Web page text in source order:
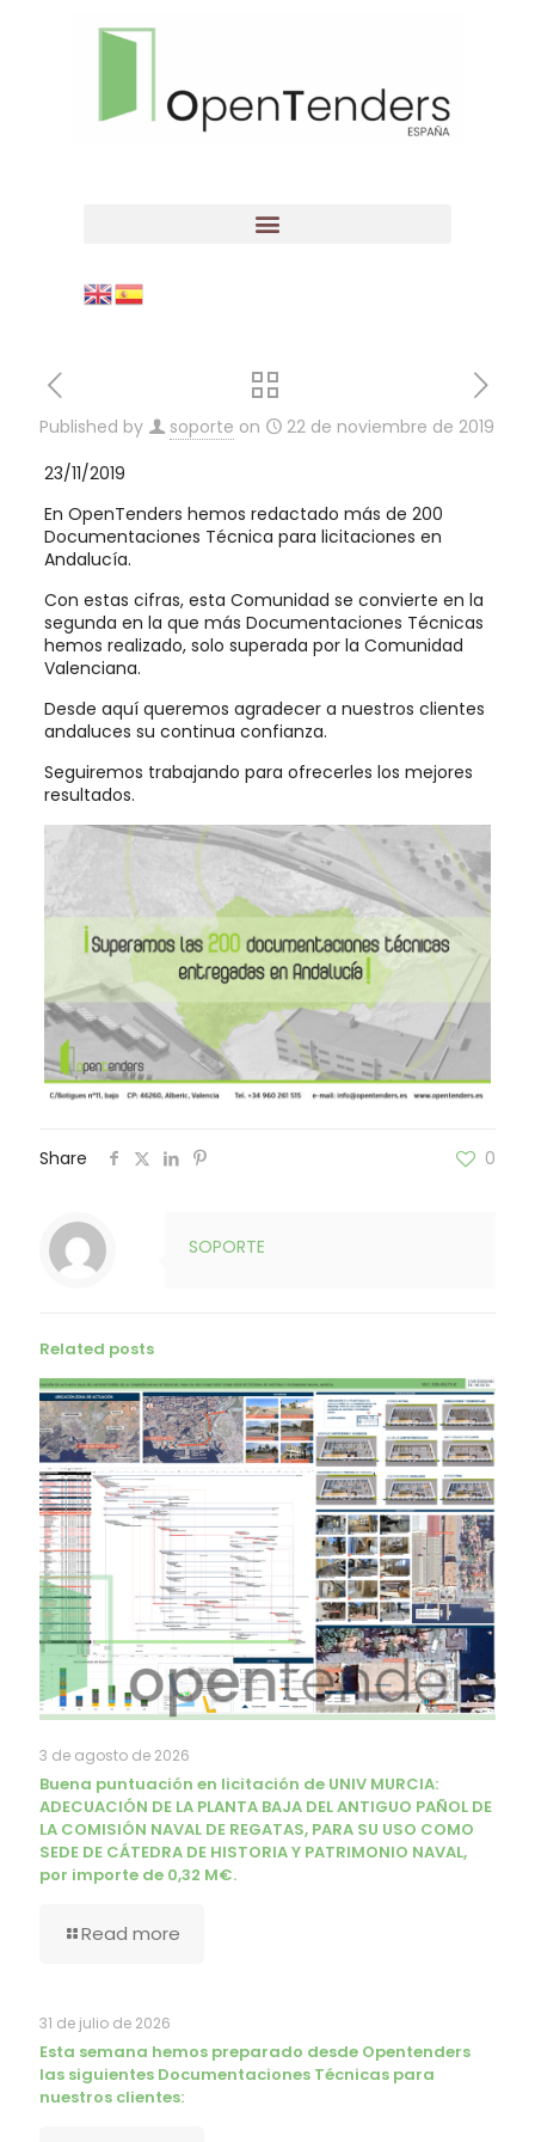
Published by soporte on
22 de noviembre de 2019
23/11/2019
En OpenTenders hemos redactado más de 200
Documentaciones Técnica para licitaciones en
Andalucía.
Con estas cifras, esta Comunidad se convierte en la
segunda en la que más Documentaciones Técnicas
hemos realizado, solo superada por la Comunidad
Valenciana.
Desde aquí queremos agradecer a nuestros clientes
andaluces su continua confianza.
Seguiremos trabajando para ofrecerles los mejores
resultados.
Share 0
SOPORTE
Related posts
3 de agosto de 2026
Buena puntuación en licitación de UNIV MURCIA:
ADECUACIÓN DE LA PLANTA BAJA DEL ANTIGUO PAÑOL DE
LA COMISIÓN NAVAL DE REGATAS, PARA SU USO COMO
SEDE DE CÁTEDRA DE HISTORIA Y PATRIMONIO NAVAL,
por importe de 0,32 M€.
Read more
31 de julio de 2026
Esta semana hemos preparado desde Opentenders
las siguientes Documentaciones Técnicas para
nuestros clientes: